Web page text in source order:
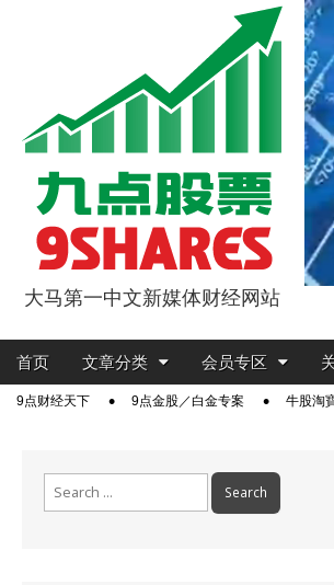
9点股票
大马第一中文新媒体财经网站
Main
Skip
content
首页 文章分类 会员专区
Sub9点财经天下 9点金股／白金专案 牛股淘